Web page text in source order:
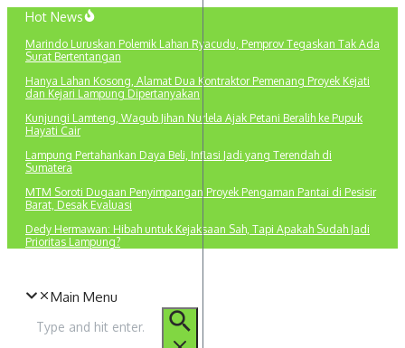
Lewati
konten
Hot News
Marindo Luruskan Polemik Lahan Ryacudu, Pemprov Tegaskan Tak Ada
Surat Bertentangan
Hanya Lahan Kosong, Alamat Dua Kontraktor Pemenang Proyek Kejati
dan Kejari Lampung Dipertanyakan
Kunjungi Lamteng, Wagub Jihan Nurlela Ajak Petani Beralih ke Pupuk
Hayati Cair
Lampung Pertahankan Daya Beli, Inflasi Jadi yang Terendah di
Sumatera
MTM Soroti Dugaan Penyimpangan Proyek Pengaman Pantai di Pesisir
Barat, Desak Evaluasi
Dedy Hermawan: Hibah untuk Kejaksaan Sah, Tapi Apakah Sudah Jadi
Prioritas Lampung?
Main Menu
untuk: